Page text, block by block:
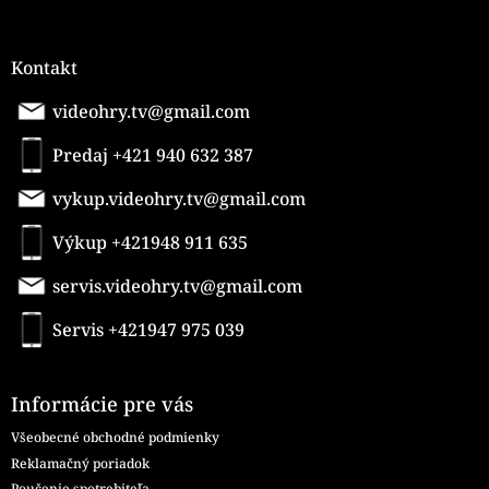
Kontakt
videohry.tv@gmail.com
Predaj +421 940 632 387
vykup.videohry.tv@gmail.com
Výkup +421948 911 635
servis.videohry.tv@gmail.com
Servis +421947 975 039
Informácie pre vás
Všeobecné obchodné podmienky
Reklamačný poriadok